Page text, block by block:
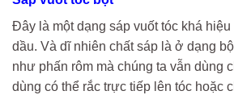
Đây là một dạng sáp vuốt tóc khá
dầu. Và dĩ nhiên chất sáp là ở dạng
như phấn rôm mà chúng ta vẫn dùng
dùng có thể rắc trực tiếp lên tóc hoặc